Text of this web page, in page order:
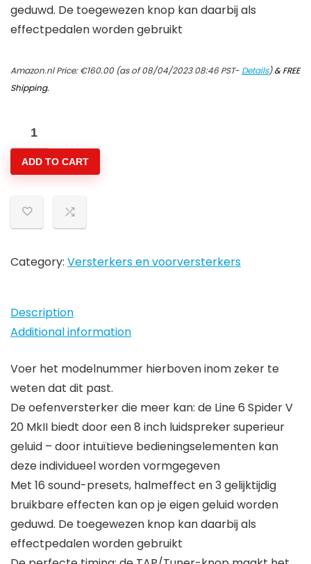
geduwd. De toegewezen knop kan daarbij als
effectpedalen worden gebruikt
Amazon.nl Price:€160.00(as of 08/04/2023 08:46 PST- Details)&FREE
Shipping.
6
Spider
MkII
zwart
W
versterker
geluidsvoorsets
ADD TO CART
Category: Versterkers en voorversterkers
Description
Additional information
Voer het modelnummer hierboven inom zeker te
weten dat dit past.
De oefenversterker die meer kan: de Line 6 Spider V
20 MkII biedt door een 8 inch luidspreker superieur
geluid – door intuïtieve bedieningselementen kan
deze individueel worden vormgegeven
Met 16 sound-presets, halmeffect en 3 gelijktijdig
bruikbare effecten kan op je eigen geluid worden
geduwd. De toegewezen knop kan daarbij als
effectpedalen worden gebruikt